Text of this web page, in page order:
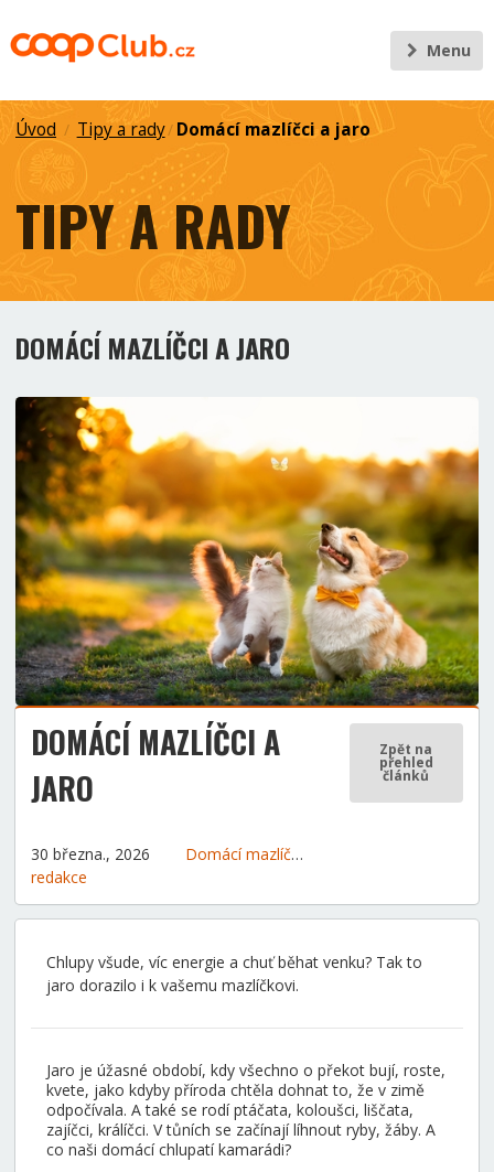
Menu
Úvod / Tipy a rady/ Domácí mazlíčci a jaro
TIPY A RADY
DOMÁCÍ MAZLÍČCI A JARO
DOMÁCÍ MAZLÍČCI A
JARO
Zpět na
přehled
článků
30 března., 2026
redakce
Domácí mazlíčci
Chlupy všude, víc energie a chuť běhat venku? Tak to
jaro dorazilo i k vašemu mazlíčkovi.
Jaro je úžasné období, kdy všechno o překot bují, roste,
kvete, jako kdyby příroda chtěla dohnat to, že v zimě
odpočívala. A také se rodí ptáčata, koloušci, liščata,
zajíčci, králíčci. V tůních se začínají líhnout ryby, žáby. A
co naši domácí chlupatí kamarádi?